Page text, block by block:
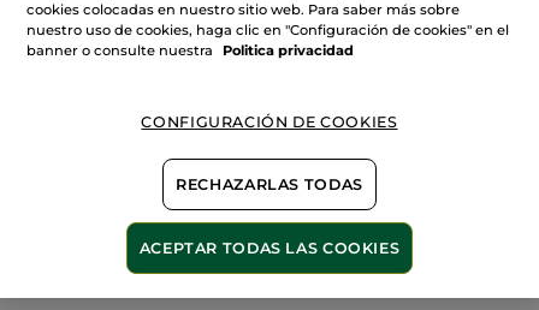
ml
Entrega entre 5 a 8 días hábiles
Las promociones o ventajas Yves Rocher son
calculadas en comparación con los Precios tarifa
recomendados (P.T.R.)
VER P.T.R 2026
cookies colocadas en nuestro sitio web. Para saber más sobre
nuestro uso de cookies, haga clic en "Configuración de cookies" en el
banner o consulte nuestra
Politica privacidad
CONFIGURACIÓN DE COOKIES
RECHAZARLAS TODAS
ACEPTAR TODAS LAS COOKIES